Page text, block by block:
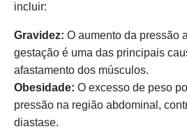
incluir:
Gravidez: O aumento da pressão
gestação é uma das principais
afastamento dos músculos.
Obesidade: O excesso de peso
pressão na região abdominal,
diastase.